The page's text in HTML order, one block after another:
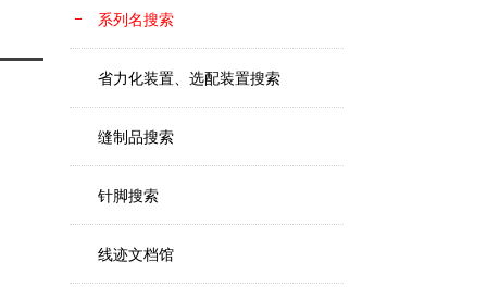
系列名搜索
省力化装置、选配装置搜索
缝制品搜索
针脚搜索
线迹文档馆